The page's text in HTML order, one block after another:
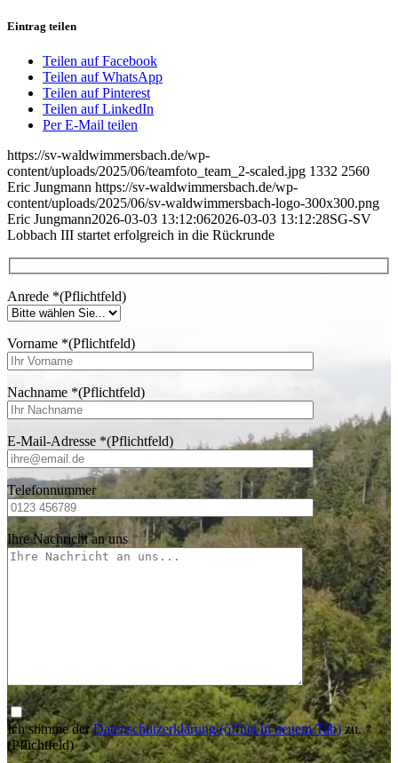
Eintrag teilen
Teilen auf Facebook
Teilen auf WhatsApp
Teilen auf Pinterest
Teilen auf LinkedIn
Per E-Mail teilen
https://sv-waldwimmersbach.de/wp-
content/uploads/2025/06/teamfoto_team_2-scaled.jpg 1332 2560
Eric Jungmann https://sv-waldwimmersbach.de/wp-
content/uploads/2025/06/sv-waldwimmersbach-logo-300x300.png
Eric Jungmann2026-03-03 13:12:062026-03-03 13:12:28SG-SV
Lobbach III startet erfolgreich in die Rückrunde
Anrede *(Pflichtfeld)
Vorname *(Pflichtfeld)
Nachname *(Pflichtfeld)
E-Mail-Adresse *(Pflichtfeld)
Telefonnummer
Ihre Nachricht an uns
Ich stimme derDatenschutzerklärung(öffnet in neuem Tab)zu.*
(Pflichtfeld)